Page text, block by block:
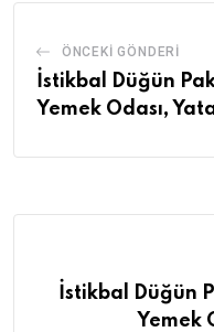
ÖNCEKI GÖNDERI
İstikbal Düğün
Yemek Odası,
İstikbal Düğün
Yemek